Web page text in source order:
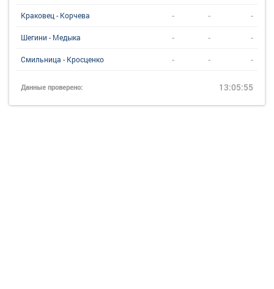
Краковец - Корчева - - -
Шегини - Медыка - - -
Смильница - Кросценко - - -
Данные проверено: 13:05:55